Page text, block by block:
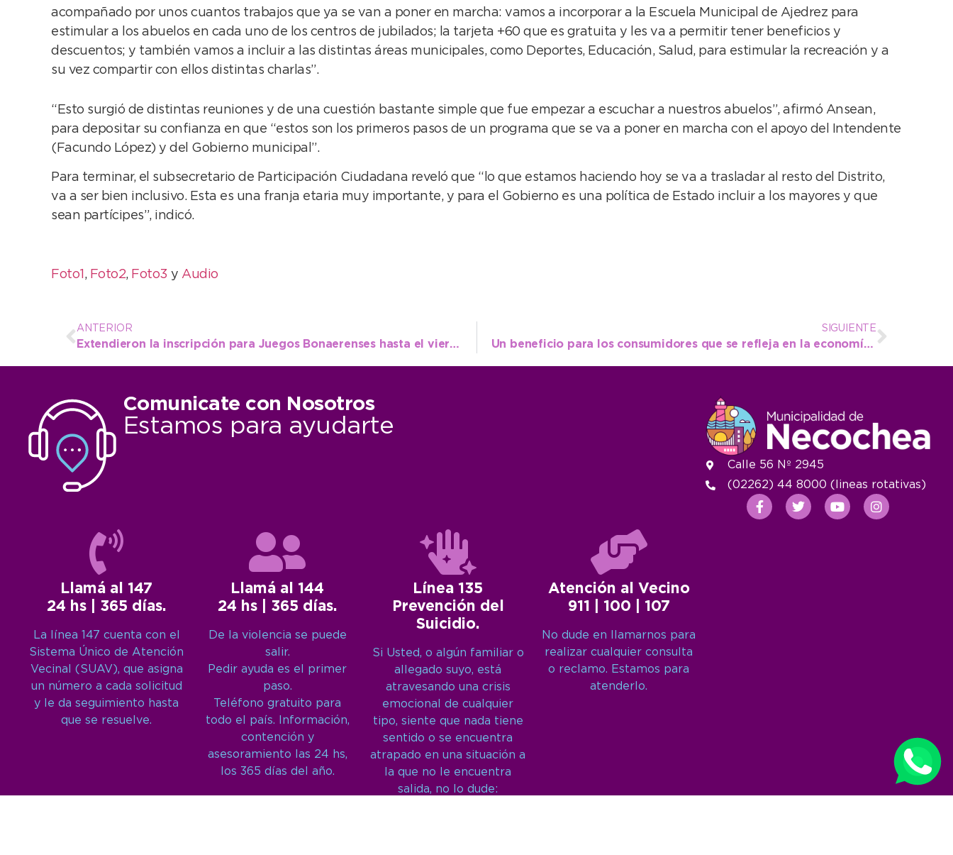
acompañado por unos cuantos trabajos que ya se van a poner en marcha: vamos a incorporar a la Escuela Municipal de Ajedrez para
estimular a los abuelos en cada uno de los centros de jubilados; la tarjeta +60 que es gratuita y les va a permitir tener beneficios y
descuentos; y también vamos a incluir a las distintas áreas municipales, como Deportes, Educación, Salud, para estimular la recreación y a
su vez compartir con ellos distintas charlas”.
“Esto surgió de distintas reuniones y de una cuestión bastante simple que fue empezar a escuchar a nuestros abuelos”, afirmó Ansean,
para depositar su confianza en que “estos son los primeros pasos de un programa que se va a poner en marcha con el apoyo del Intendente
(Facundo López) y del Gobierno municipal”.
Para terminar, el subsecretario de Participación Ciudadana reveló que “lo que estamos haciendo hoy se va a trasladar al resto del Distrito,
va a ser bien inclusivo. Esta es una franja etaria muy importante, y para el Gobierno es una política de Estado incluir a los mayores y que
sean partícipes”, indicó.
Foto1 , Foto2, Foto3 y Audio
ANTERIOR
Extendieron la inscripción para Juegos Bonaerenses hasta el viernes 3 de mayo
SIGUIENTE
Un beneficio para los consumidores que se refleja en la economía del productor
Comunicate con Nosotros
Estamos para ayudarte
Llamá al 147
24 hs | 365 días.
La línea 147 cuenta con el
Sistema Único de Atención
Vecinal (SUAV), que asigna
un número a cada solicitud
y le da seguimiento hasta
que se resuelve.
Llamá al 144
24 hs | 365 días.
De la violencia se puede
salir.
Pedir ayuda es el primer
paso.
Teléfono gratuito para
todo el país. Información,
contención y
asesoramiento las 24 hs,
los 365 días del año.
Línea 135
Prevención del
Suicidio.
Si Usted, o algún familiar o
allegado suyo, está
atravesando una crisis
emocional de cualquier
tipo, siente que nada tiene
sentido o se encuentra
atrapado en una situación a
la que no le encuentra
salida, no lo dude:
Atención al Vecino
911 | 100 | 107
No dude en llamarnos para
realizar cualquier consulta
o reclamo. Estamos para
atenderlo.
Calle 56 Nº 2945
(02262) 44 8000 (lineas rotativas)